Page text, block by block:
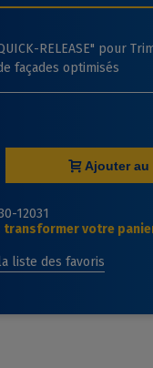
RELEASE" pour
façades optimisés
Ajouter au
12031
transformer votre
liste des favoris